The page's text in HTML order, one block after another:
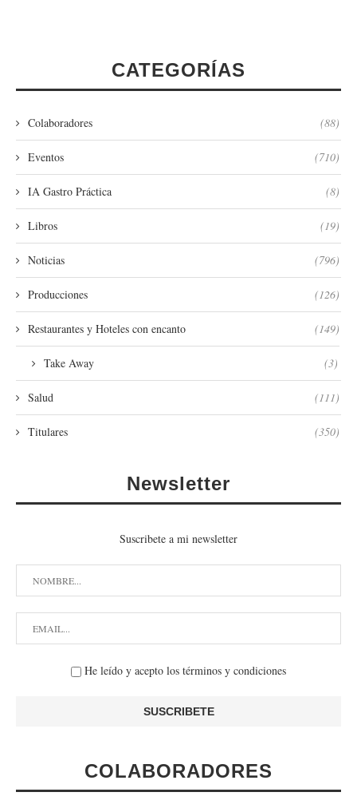
CATEGORÍAS
Colaboradores (88)
Eventos (710)
IA Gastro Práctica (8)
Libros (19)
Noticias (796)
Producciones (126)
Restaurantes y Hoteles con encanto (149)
Take Away (3)
Salud (111)
Titulares (350)
Newsletter
Suscribete a mi newsletter
He leído y acepto los términos y condiciones
COLABORADORES